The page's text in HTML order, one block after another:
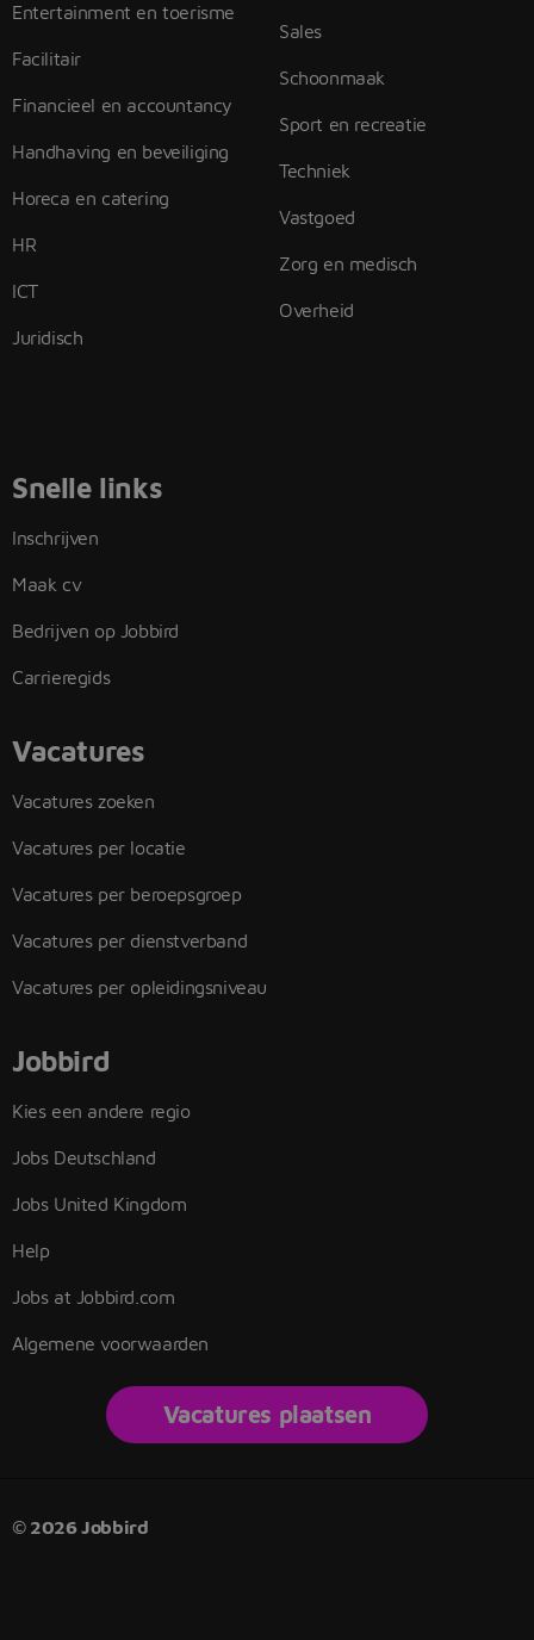
Entertainment en toerisme
Facilitair
Financieel en accountancy
Handhaving en beveiliging
Horeca en catering
HR
ICT
Juridisch
Sales
Schoonmaak
Sport en recreatie
Techniek
Vastgoed
Zorg en medisch
Overheid
Snelle links
Inschrijven
Maak cv
Bedrijven op Jobbird
Carrieregids
Vacatures
Vacatures zoeken
Vacatures per locatie
Vacatures per beroepsgroep
Vacatures per dienstverband
Vacatures per opleidingsniveau
Jobbird
Kies een andere regio
Jobs Deutschland
Jobs United Kingdom
Help
Jobs at Jobbird.com
Algemene voorwaarden
Vacatures plaatsen
© 2026 Jobbird